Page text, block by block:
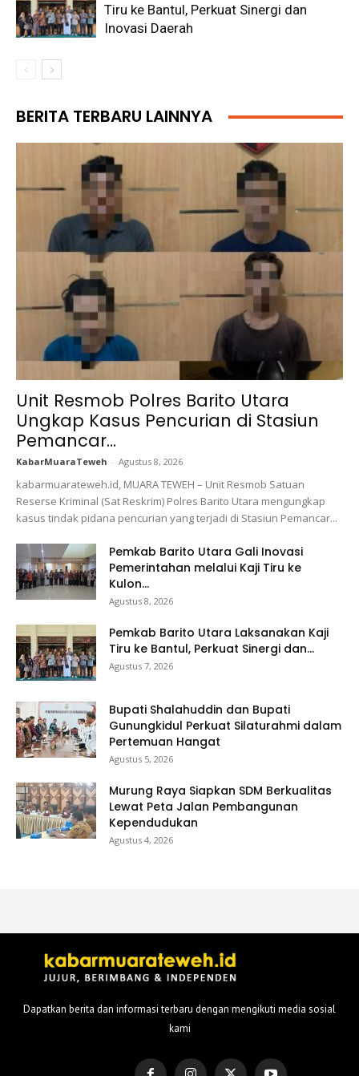
Tiru ke Bantul, Perkuat Sinergi dan
Inovasi Daerah
BERITA TERBARU LAINNYA
Unit Resmob Polres Barito Utara
Ungkap Kasus Pencurian di Stasiun
Pemancar...
KabarMuaraTeweh - Agustus 8, 2026
kabarmuarateweh.id, MUARA TEWEH – Unit Resmob Satuan
Reserse Kriminal (Sat Reskrim) Polres Barito Utara mengungkap
kasus tindak pidana pencurian yang terjadi di Stasiun Pemancar...
Pemkab Barito Utara Gali Inovasi
Pemerintahan melalui Kaji Tiru ke
Kulon...
Agustus 8, 2026
Pemkab Barito Utara Laksanakan Kaji
Tiru ke Bantul, Perkuat Sinergi dan...
Agustus 7, 2026
Bupati Shalahuddin dan Bupati
Gunungkidul Perkuat Silaturahmi dalam
Pertemuan Hangat
Agustus 5, 2026
Murung Raya Siapkan SDM Berkualitas
Lewat Peta Jalan Pembangunan
Kependudukan
Agustus 4, 2026
Dapatkan berita dan informasi terbaru dengan mengikuti media sosial
kami